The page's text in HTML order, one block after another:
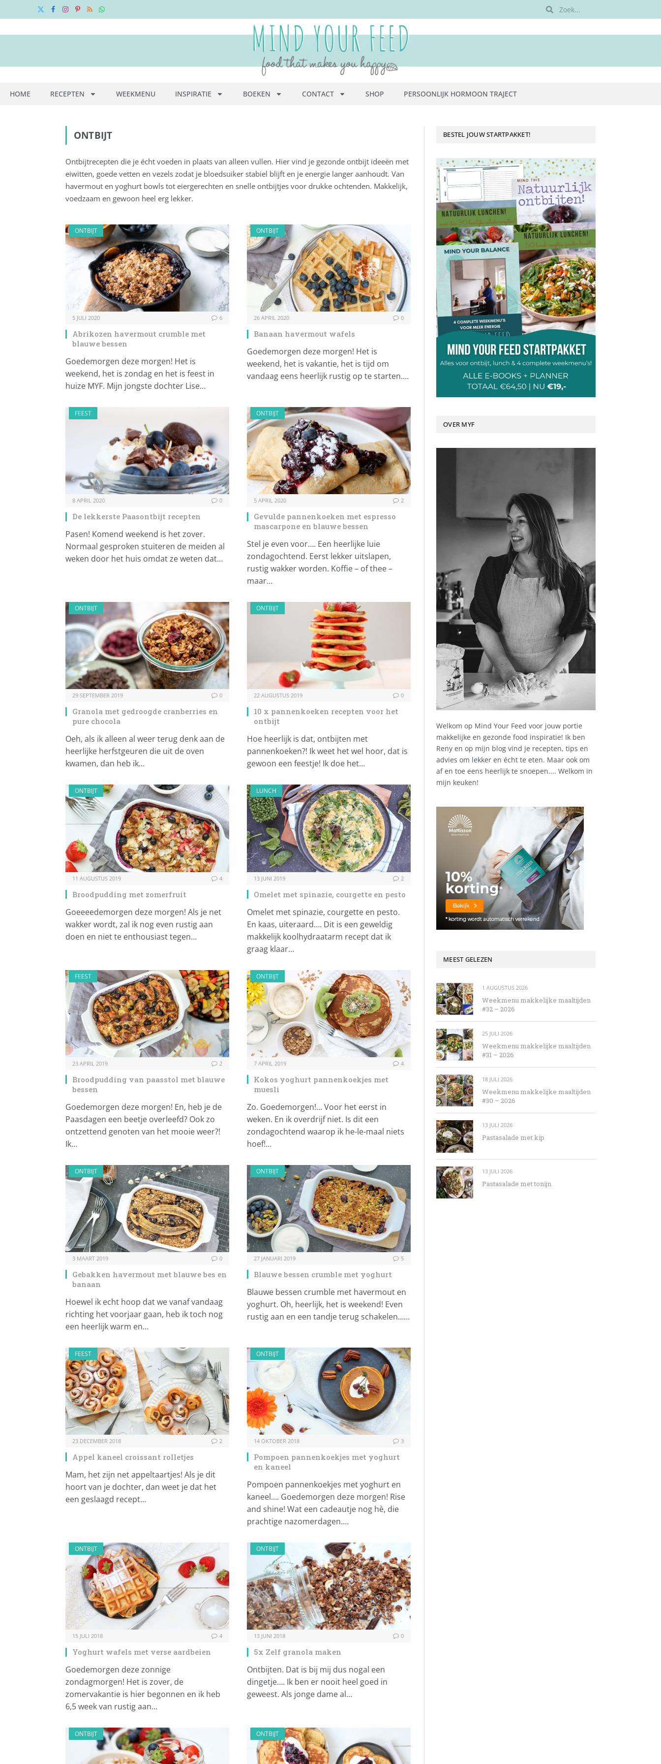
X
FacebookInstagram
Pinterest
RSSWhatsApp
HOME RECEPTEN WEEKMENU INSPIRATIE BOEKEN CONTACT SHOP PERSOONLIJK HORMOON TRAJECT
ONTBIJT
Ontbijtrecepten die je écht voeden in plaats van alleen vullen. Hier vind je gezonde ontbijt ideeën met
eiwitten, goede vetten en vezels zodat je bloedsuiker stabiel blijft en je energie langer aanhoudt. Van
havermout en yoghurt bowls tot eiergerechten en snelle ontbijtjes voor drukke ochtenden. Makkelijk,
voedzaam en gewoon heel erg lekker.
ONTBIJT
5 JULI 2020 6
Abrikozen havermout crumble met
blauwe bessen
Goedemorgen deze morgen! Het is
weekend, het is zondag en het is feest in
huize MYF. Mijn jongste dochter Lise…
ONTBIJT
26 APRIL 2020 0
Banaan havermout wafels
Goedemorgen deze morgen! Het is
weekend, het is vakantie, het is tijd om
vandaag eens heerlijk rustig op te starten.…
FEEST
8 APRIL 2020 0
De lekkerste Paasontbijt recepten
Pasen! Komend weekend is het zover.
Normaal gesproken stuiteren de meiden al
weken door het huis omdat ze weten dat…
ONTBIJT
5 APRIL 2020 2
Gevulde pannenkoeken met espresso
mascarpone en blauwe bessen
Stel je even voor…. Een heerlijke luie
zondagochtend. Eerst lekker uitslapen,
rustig wakker worden. Koffie – of thee –
maar…
ONTBIJT
29 SEPTEMBER 2019 0
Granola met gedroogde cranberries en
pure chocola
Oeh, als ik alleen al weer terug denk aan de
heerlijke herfstgeuren die uit de oven
kwamen, dan heb ik…
ONTBIJT
22 AUGUSTUS 2019 0
10 x pannenkoeken recepten voor het
ontbijt
Hoe heerlijk is dat, ontbijten met
pannenkoeken?! Ik weet het wel hoor, dat is
gewoon een feestje! Ik doe het…
ONTBIJT
11 AUGUSTUS 2019 4
Broodpudding met zomerfruit
Goeeeedemorgen deze morgen! Als je net
wakker wordt, zal ik nog even rustig aan
doen en niet te enthousiast tegen…
LUNCH
13 JUNI 2019 2
Omelet met spinazie, courgette en pesto
Omelet met spinazie, courgette en pesto.
En kaas, uiteraard…. Dit is een geweldig
makkelijk koolhydraatarm recept dat ik
graag klaar…
FEEST
23 APRIL 2019 2
Broodpudding van paasstol met blauwe
bessen
Goedemorgen deze morgen! En, heb je de
Paasdagen een beetje overleefd? Ook zo
ontzettend genoten van het mooie weer?!
Ik…
ONTBIJT
7 APRIL 2019 4
Kokos yoghurt pannenkoekjes met
muesli
Zo. Goedemorgen!… Voor het eerst in
weken. En ik overdrijf niet. Is dit een
zondagochtend waarop ik he-le-maal niets
hoef!…
ONTBIJT
3 MAART 2019 0
Gebakken havermout met blauwe bes en
banaan
Hoewel ik echt hoop dat we vanaf vandaag
richting het voorjaar gaan, heb ik toch nog
een heerlijk warm en…
ONTBIJT
27 JANUARI 2019 5
Blauwe bessen crumble met yoghurt
Blauwe bessen crumble met havermout en
yoghurt. Oh, heerlijk, het is weekend! Even
rustig aan en een tandje terug schakelen……
FEEST
23 DECEMBER 2018 2
Appel kaneel croissant rolletjes
Mam, het zijn net appeltaartjes! Als je dit
hoort van je dochter, dan weet je dat het
een geslaagd recept…
ONTBIJT
14 OKTOBER 2018 3
Pompoen pannenkoekjes met yoghurt
en kaneel
Pompoen pannenkoekjes met yoghurt en
kaneel…. Goedemorgen deze morgen! Rise
and shine! Wat een cadeautje nog hè, die
prachtige nazomerdagen.…
ONTBIJT
15 JULI 2018 4
Yoghurt wafels met verse aardbeien
Goedemorgen deze zonnige
zondagmorgen! Het is zover, de
zomervakantie is hier begonnen en ik heb
6,5 week van rustig aan…
ONTBIJT
13 JUNI 2018 0
5x Zelf granola maken
Ontbijten. Dat is bij mij dus nogal een
dingetje…. Ik ben er nooit heel goed in
geweest. Als jonge dame al…
ONTBIJT ONTBIJT
BESTEL JOUW STARTPAKKET!
OVER MYF
Welkom op Mind Your Feed voor jouw portie
makkelijke en gezonde food inspiratie! Ik ben
Reny en op mijn blog vind je recepten, tips en
advies om lekker en écht te eten. Maar ook om
af en toe eens heerlijk te snoepen.... Welkom in
mijn keuken!
MEEST GELEZEN
1 AUGUSTUS 2026
Weekmenu makkelijke maaltijden
#32 – 2026
25 JULI 2026
Weekmenu makkelijke maaltijden
#31 – 2026
18 JULI 2026
Weekmenu makkelijke maaltijden
#30 – 2026
13 JULI 2026
Pastasalade met kip
13 JULI 2026
Pastasalade met tonijn